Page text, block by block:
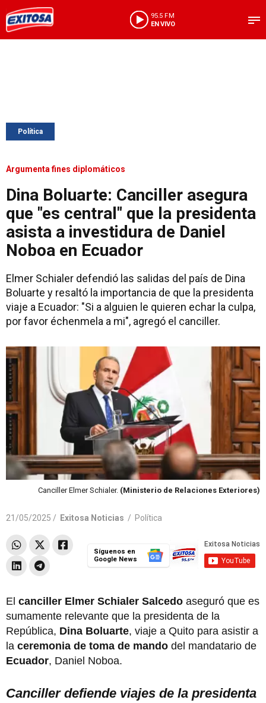
95.5 FM
EN VIVO
Política
Argumenta fines diplomáticos
Dina Boluarte: Canciller asegura
que "es central" que la presidenta
asista a investidura de Daniel
Noboa en Ecuador
Elmer Schialer defendió las salidas del país de Dina
Boluarte y resaltó la importancia de que la presidenta
viaje a Ecuador: "Si a alguien le quieren echar la culpa,
por favor échenmela a mi", agregó el canciller.
Canciller Elmer Schialer. (Ministerio de Relaciones Exteriores)
21/05/2025 / Exitosa Noticias / Política
Síguenos en
Google News
El canciller Elmer Schialer Salcedo aseguró que es
sumamente relevante que la presidenta de la
República, Dina Boluarte, viaje a Quito para asistir a
la ceremonia de toma de mando del mandatario de
Ecuador, Daniel Noboa.
Canciller defiende viajes de la presidenta